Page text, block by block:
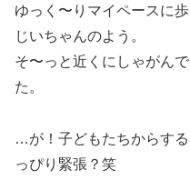
ゆっく〜りマイペースに
じいちゃんのよう。
そ〜っと近くにしゃがん
た。
…が！子どもたちからす
っぴり緊張？笑